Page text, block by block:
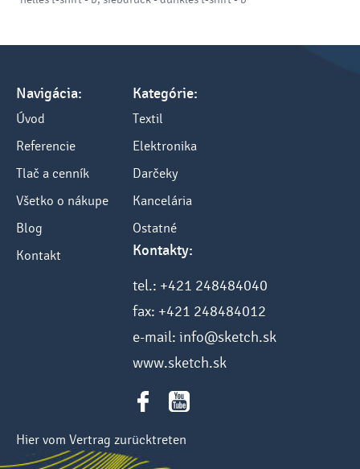
Navigácia:
Úvod
Referencie
Tlač a cenník
Všetko o nákupe
Blog
Kontakt
Kategórie:
Textil
Elektronika
Darčeky
Kancelária
Ostatné
Kontakty:
tel.: +421 248484040
fax: +421 248484012
e-mail: info@sketch.sk
www.sketch.sk
Hier vom Vertrag zurücktreten